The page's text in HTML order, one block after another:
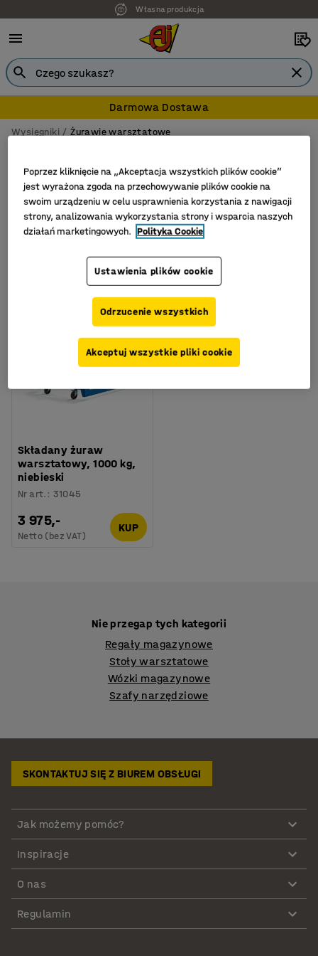
Własna produkcja
Darmowa Dostawa
Wysięgniki Żurawie warsztatowe
Filtruj Sortuj
Liczba produktów: 1
Składany żuraw
warsztatowy, 1000 kg,
niebieski
Nr art. : 31045
3 975,-
Netto (bez VAT)
KUP
Nie przegap tych kategorii
Regały magazynowe
Stoły warsztatowe
Wózki magazynowe
Szafy narzędziowe
SKONTAKTUJ SIĘ Z BIUREM OBSŁUGI
Jak możemy pomóc?
Inspiracje
O nas
Regulamin
Poprzez kliknięcie na „Akceptacja wszystkich plików cookie”
jest wyrażona zgoda na przechowywanie plików cookie na
swoim urządzeniu w celu usprawnienia korzystania z nawigacji
strony, analizowania wykorzystania strony i wsparcia naszych
działań marketingowych. Polityka Cookie
Ustawienia plików cookie
Odrzucenie wszystkich
Akceptuj wszystkie pliki cookie